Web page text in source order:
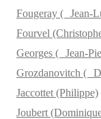
Fougeray ( Jean-
Fourvel
Georges ( Jean-
Grozdanovitch (
Jaccottet (Philippe)
Joubert